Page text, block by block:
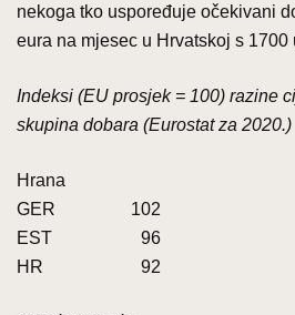
nekoga tko uspoređuje očekivani
eura na mjesec u Hrvatskoj s 1700
Indeksi (EU prosjek = 100) razine
skupina dobara (Eurostat za 2020.)
Hrana
GER 102
EST 96
HR 92